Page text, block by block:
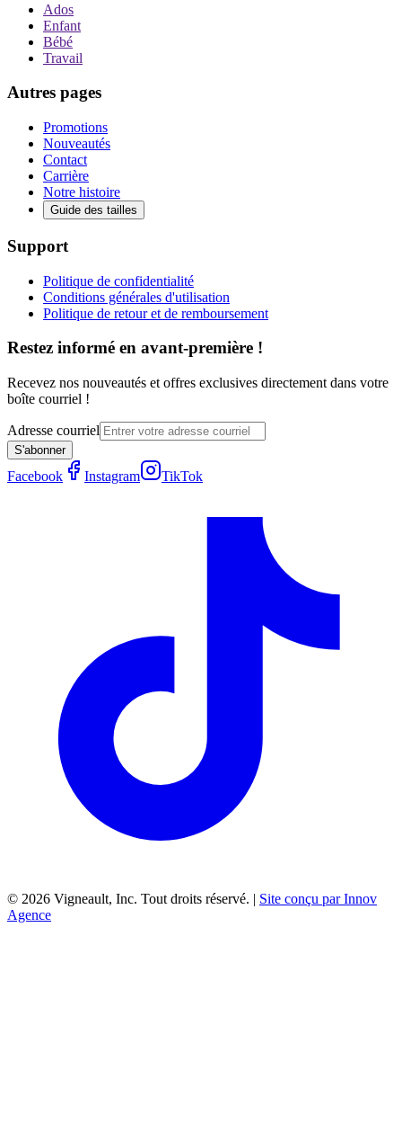
Ados
Enfant
Bébé
Travail
Autres pages
Promotions
Nouveautés
Contact
Carrière
Notre histoire
Guide des tailles
Support
Politique de confidentialité
Conditions générales d'utilisation
Politique de retour et de remboursement
Restez informé en avant-première !
Recevez nos nouveautés et offres exclusives directement dans votre
boîte courriel !
Adresse courriel
S'abonner
Facebook Instagram TikTok
© 2026 Vigneault, Inc. Tout droits réservé. | Site conçu par Innov
Agence